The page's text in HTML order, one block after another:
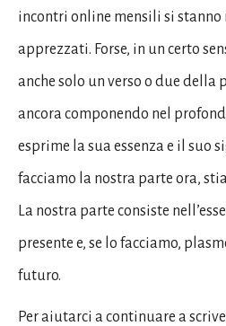
incontri online mensili si
apprezzati. Forse, in un certo
anche solo un verso o due della
ancora componendo nel
esprime la sua essenza e il suo
facciamo la nostra parte ora,
La nostra parte consiste
presente e, se lo facciamo,
futuro.
Per aiutarci a continuare a